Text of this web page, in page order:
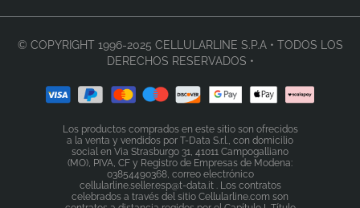
© COPYRIGHT 1996-2025 CELLULARLINE S.P.A • TODOS LOS
DERECHOS RESERVADOS •
Los productos comprados en este sitio son ofrecidos
a la venta y vendidos por T-Data S.r.l., con domicilio
social en Via Strasburgo 31, 41011 Campogalliano
(MO), PIVA, CF y Registro de Empresas de Modena:
03854490368, correo electrónico
cellularline.seller.esp@t-data.it . Los contratos
celebrados a través del sitio Cellularline.com son